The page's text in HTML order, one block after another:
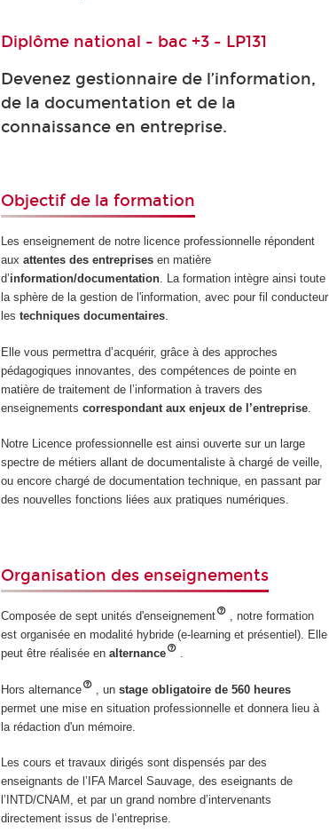
Diplôme national - bac +3 - LP131
Devenez gestionnaire de l’information,
de la documentation et de la
connaissance en entreprise.
Objectif de la formation
Les enseignement de notre licence professionnelle répondent
auxattentes des entreprises en matière
d’information/documentation. La formation intègre ainsi toute
la sphère de la gestion de l'information, avec pour fil conducteur
lestechniques documentaires.
Elle vous permettra d’acquérir, grâce à des approches
pédagogiques innovantes, des compétences de pointe en
matière de traitement de l’information à travers des
enseignementscorrespondant aux enjeux de l’entreprise
Notre Licence professionnelle est ainsi ouverte sur un large
spectre de métiers allant de documentaliste à chargé de veille,
ou encore chargé de documentation technique, en passant par
des nouvelles fonctions liées aux pratiques numériques.
Organisation des enseignements
Composée de sept unités d'enseignement
, notre formation
est organisée en modalité hybride (e-learning et présentiel). Elle
peut être réalisée enalternance .
Hors alternance , unstage obligatoire de 560 heures
permet une mise en situation professionnelle et donnera lieu à
la rédaction d'un mémoire.
Les cours et travaux dirigés sont dispensés par des
enseignants de l’IFA Marcel Sauvage, des eseignants de
l’INTD/CNAM, et par un grand nombre d’intervenants
directement issus de l’entreprise.